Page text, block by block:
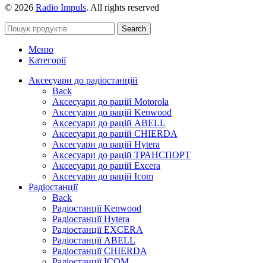
© 2026 Radio Impuls. All rights reserved
Search
Меню
Категорії
Аксесуари до радіостанцій
Back
Аксесуари до рацій Motorola
Аксесуари до рацій Kenwood
Аксесуари до рацій ABELL
Аксесуари до рацій CHIERDA
Аксесуари до рацій Hytera
Аксесуари до рацій ТРАНСПОРТ
Аксесуари до рацій Excera
Аксесуари до рацій Icom
Радіостанції
Back
Радіостанції Kenwood
Радіостанції Hytera
Радіостанції EXCERA
Радіостанції ABELL
Радіостанції CHIERDA